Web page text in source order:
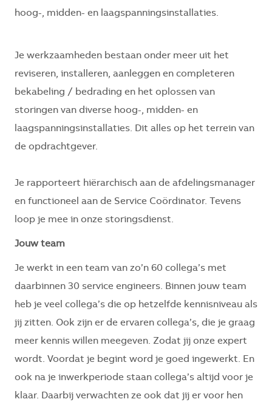
hoog-, midden- en laagspanningsinstallaties.
Je werkzaamheden bestaan onder meer uit het
reviseren, installeren, aanleggen en completeren
bekabeling / bedrading en het oplossen van
storingen van diverse hoog-, midden- en
laagspanningsinstallaties. Dit alles op het terrein van
de opdrachtgever.
Je rapporteert hiërarchisch aan de afdelingsmanager
en functioneel aan de Service Coördinator. Tevens
loop je mee in onze storingsdienst.
Jouw team
Je werkt in een team van zo’n 60 collega’s met
daarbinnen 30 service engineers. Binnen jouw team
heb je veel collega’s die op hetzelfde kennisniveau als
jij zitten. Ook zijn er de ervaren collega’s, die je graag
meer kennis willen meegeven. Zodat jij onze expert
wordt. Voordat je begint word je goed ingewerkt. En
ook na je inwerkperiode staan collega’s altijd voor je
klaar. Daarbij verwachten ze ook dat jij er voor hen